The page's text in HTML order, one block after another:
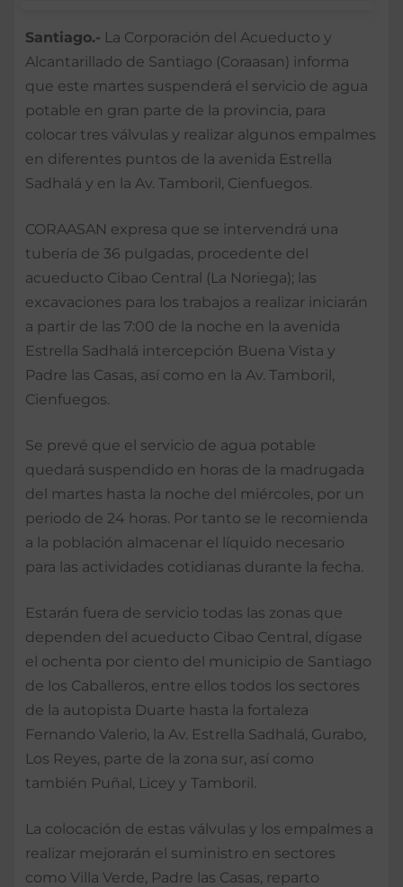
Santiago.- La Corporación del Acueducto y
Alcantarillado de Santiago (Coraasan) informa
que este martes suspenderá el servicio de agua
potable en gran parte de la provincia, para
colocar tres válvulas y realizar algunos empalmes
en diferentes puntos de la avenida Estrella
Sadhalá y en la Av. Tamboril, Cienfuegos.
CORAASAN expresa que se intervendrá una
tubería de 36 pulgadas, procedente del
acueducto Cibao Central (La Noriega); las
excavaciones para los trabajos a realizar iniciarán
a partir de las 7:00 de la noche en la avenida
Estrella Sadhalá intercepción Buena Vista y
Padre las Casas, así como en la Av. Tamboril,
Cienfuegos.
Se prevé que el servicio de agua potable
quedará suspendido en horas de la madrugada
del martes hasta la noche del miércoles, por un
periodo de 24 horas. Por tanto se le recomienda
a la población almacenar el líquido necesario
para las actividades cotidianas durante la fecha.
Estarán fuera de servicio todas las zonas que
dependen del acueducto Cibao Central, dígase
el ochenta por ciento del municipio de Santiago
de los Caballeros, entre ellos todos los sectores
de la autopista Duarte hasta la fortaleza
Fernando Valerio, la Av. Estrella Sadhalá, Gurabo,
Los Reyes, parte de la zona sur, así como
también Puñal, Licey y Tamboril.
La colocación de estas válvulas y los empalmes a
realizar mejorarán el suministro en sectores
como Villa Verde, Padre las Casas, reparto